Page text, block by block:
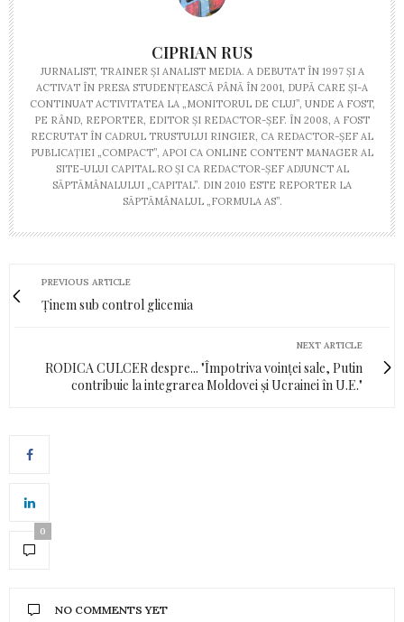
CIPRIAN RUS
JURNALIST, TRAINER ŞI ANALIST MEDIA. A DEBUTAT ÎN 1997 ŞI A
ACTIVAT ÎN PRESA STUDENŢEASCĂ PÂNĂ ÎN 2001, DUPĂ CARE ŞI-A
CONTINUAT ACTIVITATEA LA „MONITORUL DE CLUJ”, UNDE A FOST,
PE RÂND, REPORTER, EDITOR ŞI REDACTOR-ŞEF. ÎN 2008, A FOST
RECRUTAT ÎN CADRUL TRUSTULUI RINGIER, CA REDACTOR-ŞEF AL
PUBLICAŢIEI „COMPACT”, APOI CA ONLINE CONTENT MANAGER AL
SITE-ULUI CAPITAL.RO ŞI CA REDACTOR-ŞEF ADJUNCT AL
SĂPTĂMÂNALULUI „CAPITAL”. DIN 2010 ESTE REPORTER LA
SĂPTĂMÂNALUL „FORMULA AS”.
PREVIOUS ARTICLE
Ținem sub control glicemia
NEXT ARTICLE
RODICA CULCER despre... "Împotriva voinței sale, Putin
contribuie la integrarea Moldovei și Ucrainei în U.E."
0
NO COMMENTS YET